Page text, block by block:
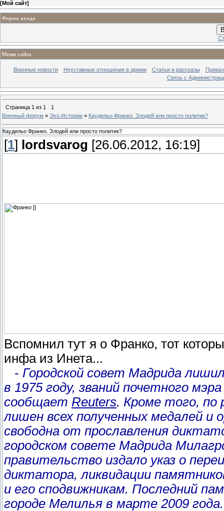
[Мой сайт]
Форма входа
Меню сайта
Военные новости Неуставные отношения в армии Статьи и рассказы
Связь с
Страница 1 из 1
1
Военный форум » Эхо Истории » Каудильо Франко. Злодей или просто политик?
Каудильо Франко. Злодей или просто политик?
[1] lordsvarog [26.06.2012, 16:19]
Вспомнил тут я о Франко, тот
инфа из Инета...
- Городской совет Мадрида
в 1975 году, званий почетного
сообщает Reuters. Кроме того, по
лишен всех полученных медалей и
свободна от прославления
городском совете Мадрида
правительство издало указ о
диктатора, ликвидации
и его сподвижникам. Последний
городе Мелилья в марте 2009 года.